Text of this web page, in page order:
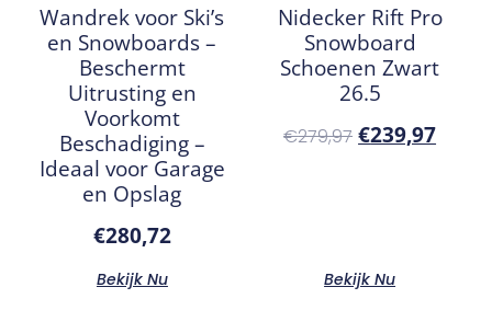
Wandrek voor Ski’s
en Snowboards –
Beschermt
Uitrusting en
Voorkomt
Beschadiging –
Ideaal voor Garage
en Opslag
€280,72
Bekijk Nu
Nidecker Rift Pro
Snowboard
Schoenen Zwart
26.5
€279,97 €239,97
Bekijk Nu